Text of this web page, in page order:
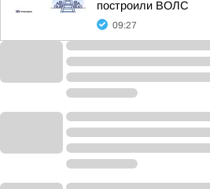
построили ВОЛС
09:27